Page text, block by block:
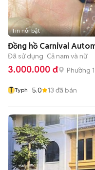
Tin nổi bật
Đồng hồ Carnival
Đã sử dụng Cả nam và nữ
3.000.000 đ Phường
T Typh 5.0 13 đã bán